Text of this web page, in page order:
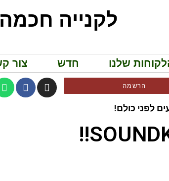
לקנייה חכמה
שלנו חדש צור
הרשמה
לפני כולם!